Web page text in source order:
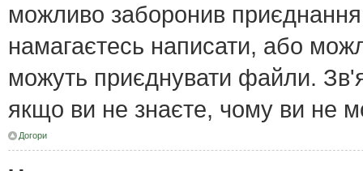
можливо заборонив
намагаєтесь написати, або
можуть приєднувати файли.
якщо ви не знаєте, чому ви не
Догори